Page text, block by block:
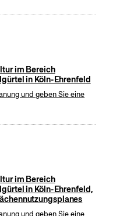
im Bereich
in Köln-Ehrenfeld
und geben Sie eine
im Bereich
in Köln-Ehrenfeld,